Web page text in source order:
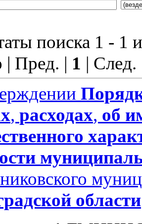
поиска 1 - 1
| Пред. | 1 |
, расходах, об
области